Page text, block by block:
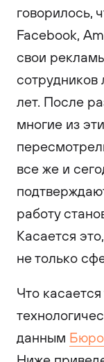
говорилось,
Facebook,
свои
лет. После
многие из
все же и
работу
Касается
не только
Что
данным